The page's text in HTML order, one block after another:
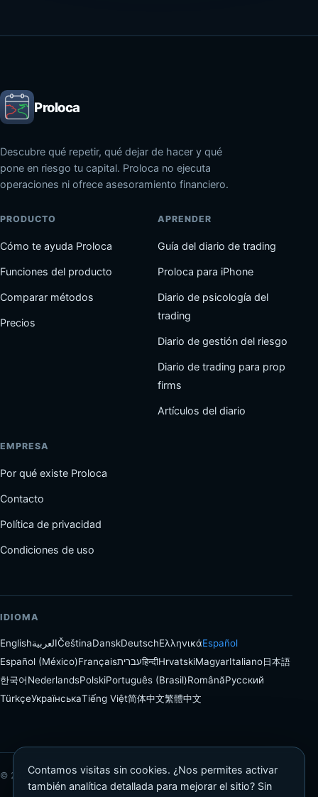
Proloca
Descubre qué repetir, qué dejar de hacer y qué
pone en riesgo tu capital. Proloca no ejecuta
operaciones ni ofrece asesoramiento financiero.
PRODUCTO
Cómo te ayuda Proloca
Funciones del producto
Comparar métodos
Precios
APRENDER
Guía del diario de trading
Proloca para iPhone
Diario de psicología del
trading
Diario de gestión del riesgo
Diario de trading para prop
firms
Artículos del diario
EMPRESA
Por qué existe Proloca
Contacto
Política de privacidad
Condiciones de uso
IDIOMA
EnglishالعربيةČeštinaDanskDeutschΕλληνικάEspañol
Español (México)Françaisעבריתहिन्दीHrvatskiMagyarItaliano日本語
한국어NederlandsPolskiPortuguês (Brasil)RomânăРусский
TürkçeУкраїнськаTiếng Việt简体中文繁體中文
© 2026 Proloca
Contamos visitas sin cookies. ¿Nos permites activar
también analítica detallada para mejorar el sitio? Sin